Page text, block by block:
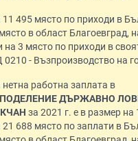
495 място по приходи в
в област Благоевград,
на 3 място по приходи в
- Възпроизводство на
работна заплата в
ДЪРЖАВНО
за 2021 г. е в размер на
688 място по заплати в